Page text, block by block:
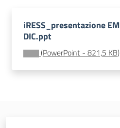
ricerca
Menu selezionato
iRESS_presentazione
DIC.ppt
(PowerPoint - 821,5 KB)